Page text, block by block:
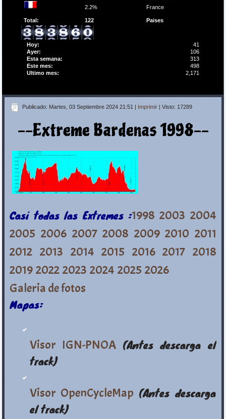
2.2%
France
Total: 122 Paises
Hoy:
41
Ayer:
106
Esta semana:
313
Este mes:
498
Ultimo mes:
2,171
Publicado: Martes, 03 Septiembre 2024 21:51 | Imprimir | Visto: 17289
--Extreme Bardenas 1998--
Casi todas las Extremes :1998 2003 2004
2005 2006 2007 2008 2009 2010 2011
2012 2013 2014 2015 2016 2017 2018
2019 2022 2023 2024 2025 2026
Galeria de fotos
Mapas:
Visor IGN-PNOA(Antes descarga el
track)
Visor OpenCycleMap (Antes descarga
el track)